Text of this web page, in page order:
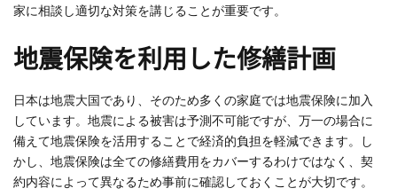
家に相談し適切な対策を講じることが重要です。
地震保険を利用した修繕計画
日本は地震大国であり、そのため多くの家庭では地震保険に加入
しています。地震による被害は予測不可能ですが、万一の場合に
備えて地震保険を活用することで経済的負担を軽減できます。し
かし、地震保険は全ての修繕費用をカバーするわけではなく、契
約内容によって異なるため事前に確認しておくことが大切です。